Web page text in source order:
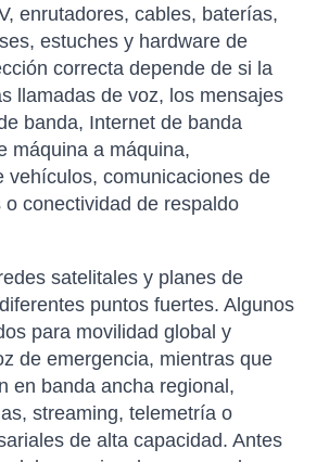
enrutadores, cables, baterías,
estuches y hardware de
correcta depende de si la
llamadas de voz, los mensajes
banda, Internet de banda
máquina a máquina,
vehículos, comunicaciones de
conectividad de respaldo
satelitales y planes de
puntos fuertes. Algunos
para movilidad global y
de emergencia, mientras que
en banda ancha regional,
streaming, telemetría o
de alta capacidad. Antes